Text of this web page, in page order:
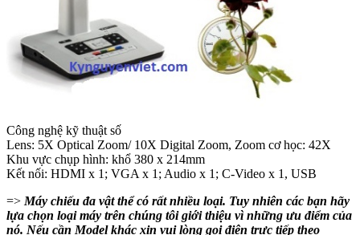
Công nghệ kỹ thuật số
Lens: 5X Optical Zoom/ 10X Digital Zoom, Zoom cơ học: 42X
Khu vực chụp hình: khổ 380 x 214mm
Kết nối: HDMI x 1; VGA x 1; Audio x 1; C-Video x 1, USB
=> Máy chiếu đa vật thể có rất nhiều loại. Tuy nhiên các bạn hãy
lựa chọn loại máy trên chúng tôi giới thiệu vì những ưu điểm của
nó. Nếu cần Model khác xin vui lòng gọi điện trực tiếp theo